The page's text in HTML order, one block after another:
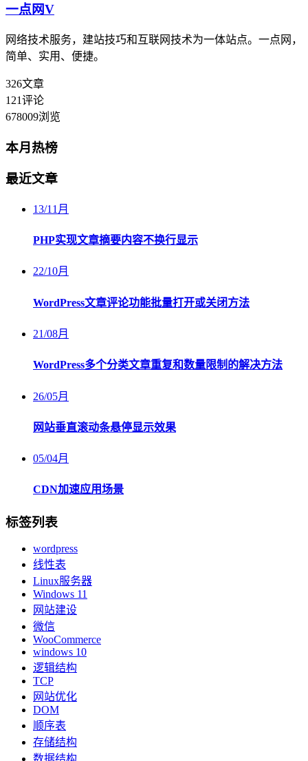
一点网V
网络技术服务，建站技巧和互联网技术为一体站点。一点网，
简单、实用、便捷。
326文章
121评论
678009浏览
本月热榜
最近文章
13/11月
PHP实现文章摘要内容不换行显示
22/10月
WordPress文章评论功能批量打开或关闭方法
21/08月
WordPress多个分类文章重复和数量限制的解决方法
26/05月
网站垂直滚动条悬停显示效果
05/04月
CDN加速应用场景
标签列表
wordpress
线性表
Linux服务器
Windows 11
网站建设
微信
WooCommerce
windows 10
逻辑结构
TCP
网站优化
DOM
顺序表
存储结构